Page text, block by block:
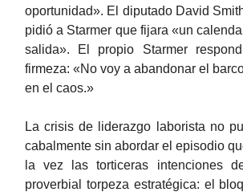
oportunidad». El diputado David
pidió a Starmer que fijara «un
salida». El propio Starmer
firmeza: «No voy a abandonar el
en el caos.»
La crisis de liderazgo laborista no
cabalmente sin abordar el episodio
la vez las torticeras intenciones
proverbial torpeza estratégica: el